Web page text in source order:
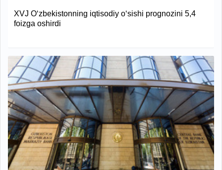
XVJ O‘zbekistonning iqtisodiy o‘sishi prognozini 5,4
foizga oshirdi